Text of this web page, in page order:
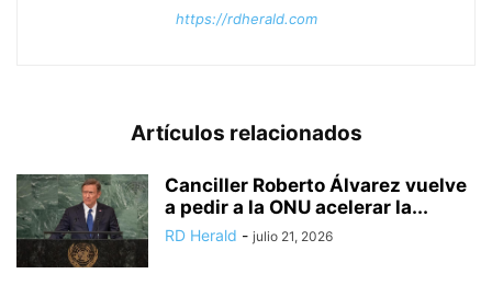
https://rdherald.com
Artículos relacionados
Canciller Roberto Álvarez vuelve
a pedir a la ONU acelerar la...
RD Herald - julio 21, 2026